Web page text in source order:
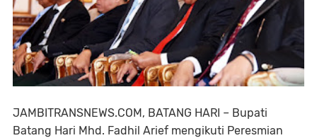
JAMBITRANSNEWS.COM, BATANG HARI – Bupati
Batang Hari Mhd. Fadhil Arief mengikuti Peresmian